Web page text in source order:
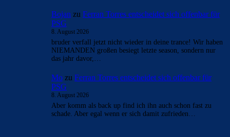
Bojan zu Ferran Torres entscheidet sich offenbar für
PSG
8. August 2026
bruder verfall jetzt nicht wieder in deine trance! Wir haben
NIEMANDEN großen besiegt letzte season, sondern nur
das jahr davor,…
Mo zu Ferran Torres entscheidet sich offenbar für
PSG
8. August 2026
Aber komm als back up find ich ihn auch schon fast zu
schade. Aber egal wenn er sich damit zufrieden…